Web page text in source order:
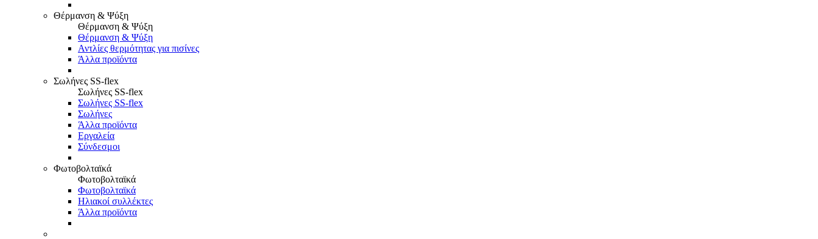
Θέρμανση & Ψύξη
Θέρμανση & Ψύξη
Θέρμανση & Ψύξη
Αντλίες θερμότητας για πισίνες
Άλλα προϊόντα
Σωλήνες SS-flex
Σωλήνες SS-flex
Σωλήνες SS-flex
Σωλήνες
Άλλα προϊόντα
Εργαλεία
Σύνδεσμοι
Φωτοβολταϊκά
Φωτοβολταϊκά
Φωτοβολταϊκά
Ηλιακοί συλλέκτες
Άλλα προϊόντα